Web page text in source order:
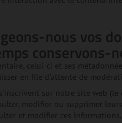
nous vos
conservons-
celui-ci et ses
en file d'attente de
sur notre site web (le
modifier ou supprimer
et modifier ces informations.